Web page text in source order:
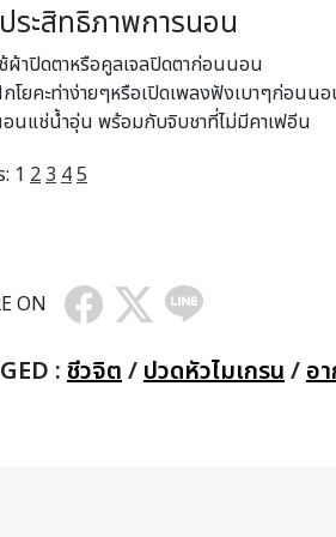
ระสิทธิภาพการนอน
ผ้าปิดตาหรือคูลเจลปิดตาก่อนนอน
โยคะท่าง่ายๆหรือเปิดเพลงฟังเบาๆก่อนน
นแช่น้ำอุ่น พร้อมกับจิบชาที่ไม่มีคาเฟอีน
1 2345
ON
:ชีวจิต/ปวดหัวไมเกรน/อ